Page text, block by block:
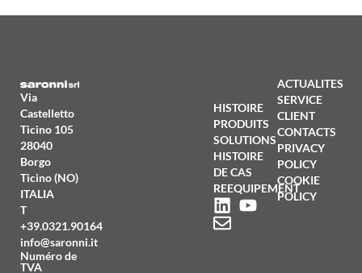
Via
Castelletto
Ticino 105
28040
Borgo
Ticino (NO)
ITALIA
T
+39.0321.90164
info@saronni.it
Numéro de
TVA
HISTOIRE
PRODUITS
SOLUTIONS
HISTOIRE
DE CAS
REEQUIPEMENT
ACTUALITES
SERVICE
CLIENT
CONTACTS
PRIVACY
POLICY
COOKIE
POLICY